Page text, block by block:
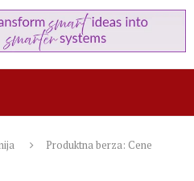
Produktna berza: Cene